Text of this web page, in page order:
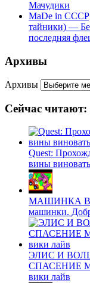
Мачудики
MaDe in CCCP
тайники) —
последняя
Архивы
Архивы
Сейчас читают:
Quest:
вины
МАШИНКА
машинки.
ЭЛИС И
СПАСЕНИЕ
вики лайв